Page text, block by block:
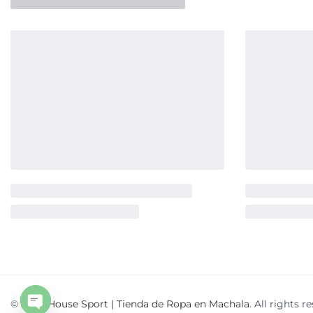
© 2026 House Sport | Tienda de Ropa en Machala. All rights
Open